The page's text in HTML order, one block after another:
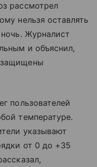
рассмотрел
нельзя оставлять
Журналист
и объяснил,
защищены
пользователей
температуре.
указывают
от 0 до +35